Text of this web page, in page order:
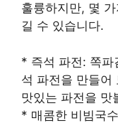
훌륭하지만, 몇
길 수 있습니다.
* 즉석 파전: 쪽파
석 파전을 만들어
맛있는 파전을 맛
* 매콤한 비빔국